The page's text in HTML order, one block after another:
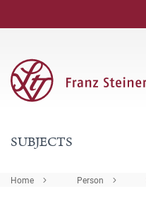
SUBJECTS
Home Person